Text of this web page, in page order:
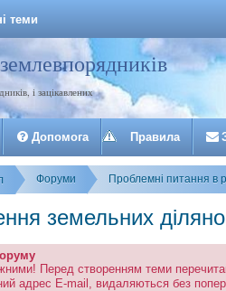
теми
і зацікавлених
Допомога Правила
Форуми Проблемні питання в
земельних
Перед створенням теми
адрес E-mail, видаляються без